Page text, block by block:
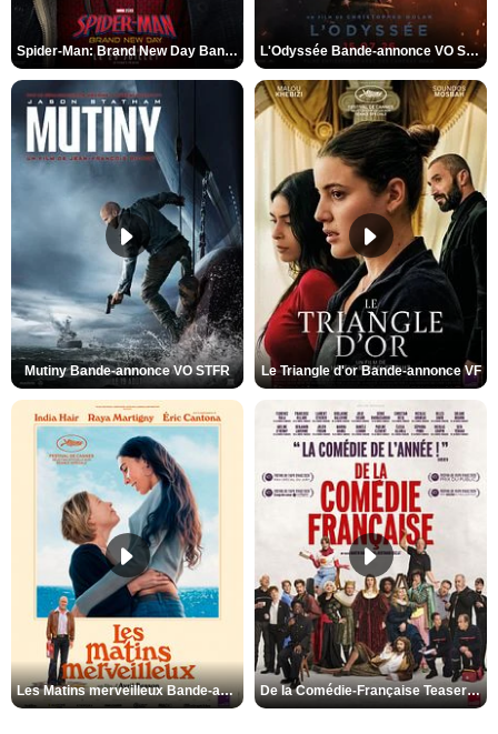
Spider-Man: Brand New Day Bande-annonce VO STFR L'Odyssée Bande-annonce VO STFR
Mutiny Bande-annonce VO STFR Le Triangle d'or Bande-annonce VF
Les Matins merveilleux Bande-annonce VF De la Comédie-Française Teaser VF